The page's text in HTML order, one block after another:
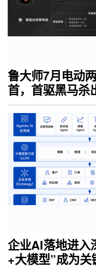
鲁大师7月电动
首，首驱黑马杀
企业AI落地进入
+大模型”成为关